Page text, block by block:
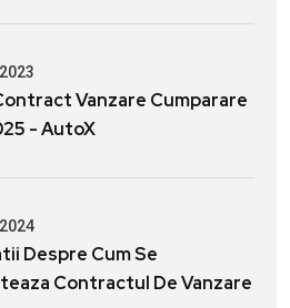
Vanzare Cumparare
- AutoX
Despre Cum Se
Contractul De Vanzare